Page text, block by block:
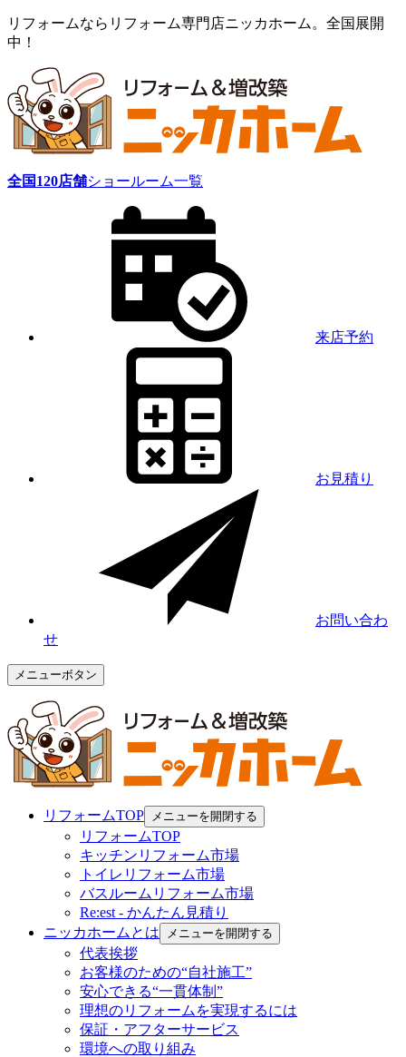
リフォームならリフォーム専門店ニッカホーム。全国展開
中！
全国120店舗ショールーム一覧
来店予約
お見積り
お問い合わ
せ
メニューボタン
リフォームTOP メニューを開閉する
リフォームTOP
キッチンリフォーム市場
トイレリフォーム市場
バスルームリフォーム市場
Re:est - かんたん見積り
ニッカホームとは
メニューを開閉する
代表挨拶
お客様のための“自社施工”
安心できる“一貫体制”
理想のリフォームを実現するには
保証・アフターサービス
環境への取り組み